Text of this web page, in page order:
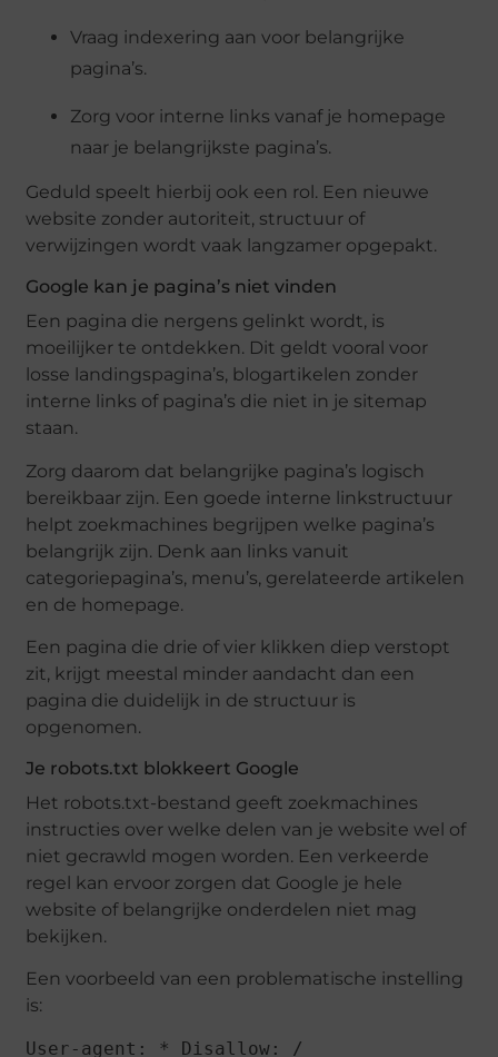
Vraag indexering aan voor belangrijke
pagina’s.
Zorg voor interne links vanaf je homepage
naar je belangrijkste pagina’s.
Geduld speelt hierbij ook een rol. Een nieuwe
website zonder autoriteit, structuur of
verwijzingen wordt vaak langzamer opgepakt.
Google kan je pagina’s niet vinden
Een pagina die nergens gelinkt wordt, is
moeilijker te ontdekken. Dit geldt vooral voor
losse landingspagina’s, blogartikelen zonder
interne links of pagina’s die niet in je sitemap
staan.
Zorg daarom dat belangrijke pagina’s logisch
bereikbaar zijn. Een goede interne linkstructuur
helpt zoekmachines begrijpen welke pagina’s
belangrijk zijn. Denk aan links vanuit
categoriepagina’s, menu’s, gerelateerde artikelen
en de homepage.
Een pagina die drie of vier klikken diep verstopt
zit, krijgt meestal minder aandacht dan een
pagina die duidelijk in de structuur is
opgenomen.
Je robots.txt blokkeert Google
Het robots.txt-bestand geeft zoekmachines
instructies over welke delen van je website wel of
niet gecrawld mogen worden. Een verkeerde
regel kan ervoor zorgen dat Google je hele
website of belangrijke onderdelen niet mag
bekijken.
Een voorbeeld van een problematische instelling
is:
User-agent: * Disallow: /